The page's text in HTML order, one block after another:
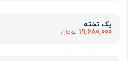
یک تخته
19,680,000 تومان